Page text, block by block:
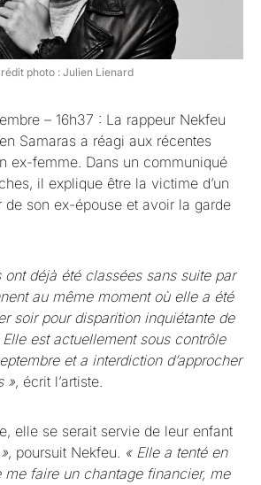
photo : Julien Lienard
– 16h37 : La rappeur Nekfeu
Samaras a réagi aux récentes
ex-femme. Dans un communiqué
il explique être la victime d’un
de son ex-épouse et avoir la garde
ont déjà été classées sans suite par
au même moment où elle a été
soir pour disparition inquiétante de
est actuellement sous contrôle
et a interdiction d’approcher
», écrit l’artiste.
elle se serait servie de leur enfant
, poursuit Nekfeu. « Elle a tenté en
me faire un chantage financier, me